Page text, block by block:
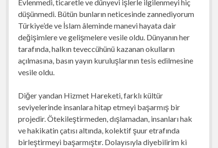
Evlenmedi, ticaretle ve dünyevi işlerle ilgilenmeyi hiç
düşünmedi. Bütün bunların neticesinde zannediyorum
Türkiye’de ve İslam âleminde manevi hayata dair
değişimlere ve gelişmelere vesile oldu. Dünyanın her
tarafında, halkın teveccühünü kazanan okulların
açılmasına, basın yayın kuruluşlarının tesis edilmesine
vesile oldu.
Diğer yandan Hizmet Hareketi, farklı kültür
seviyelerinde insanlara hitap etmeyi başarmış bir
projedir. Ötekileştirmeden, dışlamadan, insanları hak
ve hakikatin çatısı altında, kolektif şuur etrafında
birleştirmeyi başarmıştır. Dolayısıyla diyebilirim ki